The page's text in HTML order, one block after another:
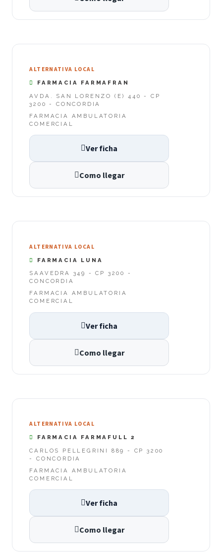
ALTERNATIVA LOCAL
FARMACIA FARMAFRAN
AVDA. SAN LORENZO (E) 440 - CP
3200 - CONCORDIA
FARMACIA AMBULATORIA
COMERCIAL
Ver ficha
Como llegar
ALTERNATIVA LOCAL
FARMACIA LUNA
SAAVEDRA 349 - CP 3200 -
CONCORDIA
FARMACIA AMBULATORIA
COMERCIAL
Ver ficha
Como llegar
ALTERNATIVA LOCAL
FARMACIA FARMAFULL 2
CARLOS PELLEGRINI 889 - CP 3200
- CONCORDIA
FARMACIA AMBULATORIA
COMERCIAL
Ver ficha
Como llegar